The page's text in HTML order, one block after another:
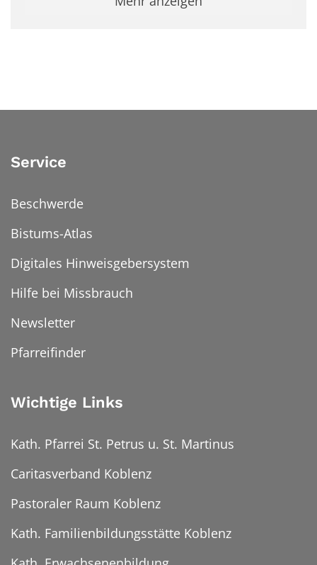
Service
Beschwerde
Bistums-Atlas
Digitales Hinweisgebersystem
Hilfe bei Missbrauch
Newsletter
Pfarreifinder
Wichtige Links
Kath. Pfarrei St. Petrus u. St. Martinus
Caritasverband Koblenz
Pastoraler Raum Koblenz
Kath. Familienbildungsstätte Koblenz